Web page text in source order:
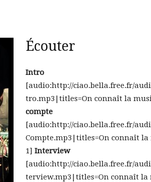
Écouter
Intro
[audio:http://ciao.bella.free.fr/
tro.mp3|titles=On connaît la
compte
[audio:http://ciao.bella.free.fr/
Compte.mp3|titles=On connaît
1] Interview
[audio:http://ciao.bella.free.fr/
terview.mp3|titles=On connaît la